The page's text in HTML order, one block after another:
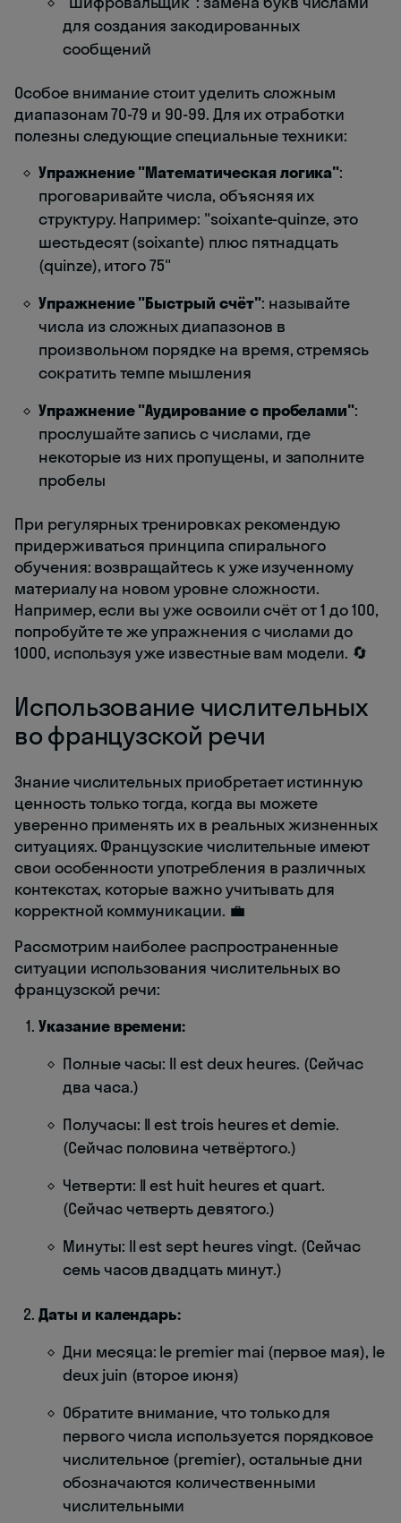
для создания закодированных
сообщений
Особое внимание стоит уделить сложным
диапазонам 70-79 и 90-99. Для их отработки
полезны следующие специальные техники:
Упражнение "Математическая логика":
проговаривайте числа, объясняя их
структуру. Например: "soixante-quinze, это
шестьдесят (soixante) плюс пятнадцать
(quinze), итого 75"
Упражнение "Быстрый счёт": называйте
числа из сложных диапазонов в
произвольном порядке на время, стремясь
сократить темпе мышления
Упражнение "Аудирование с пробелами":
прослушайте запись с числами, где
некоторые из них пропущены, и заполните
пробелы
При регулярных тренировках рекомендую
придерживаться принципа спирального
обучения: возвращайтесь к уже изученному
материалу на новом уровне сложности.
Например, если вы уже освоили счёт от 1 до 100,
попробуйте те же упражнения с числами до
1000, используя уже известные вам модели. 🔄
Использование числительных
во французской речи
Знание числительных приобретает истинную
ценность только тогда, когда вы можете
уверенно применять их в реальных жизненных
ситуациях. Французские числительные имеют
свои особенности употребления в различных
контекстах, которые важно учитывать для
корректной коммуникации. 💼
Рассмотрим наиболее распространенные
ситуации использования числительных во
французской речи:
Указание времени:
Полные часы: Il est deux heures. (Сейчас
два часа.)
Получасы: Il est trois heures et demie.
(Сейчас половина четвёртого.)
Четверти: Il est huit heures et quart.
(Сейчас четверть девятого.)
Минуты: Il est sept heures vingt. (Сейчас
семь часов двадцать минут.)
Даты и календарь:
Дни месяца: le premier mai (первое мая), le
deux juin (второе июня)
Обратите внимание, что только для
первого числа используется порядковое
числительное (premier), остальные дни
обозначаются количественными
числительными